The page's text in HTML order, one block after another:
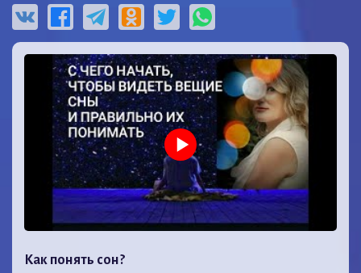
Как понять сон?